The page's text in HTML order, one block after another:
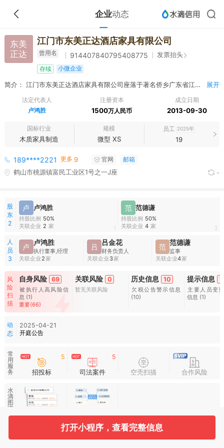
企业动态
东美
正达
江门市东美正达酒店家具有限公司
曾用名 914407840795408775 发票抬头
存续 小微企业
简介： 江门市东美正达酒店家具有限公司座落于著名侨乡广东省江门鹤山市，是集设计、开发、生产、销售为一体的酒店家具专业生产企业。公司拥有雄厚的资金、宽敞的厂房、先进的设备、一流的人才和科学的管理，专业生产定制星级酒店家具、固装家具、酒店客房公区固装活动家具。 经过多年来执着、稳健的发展，现已发展成为专业生产定制酒店家具行业中的知名品牌。 公司拥有设备完善的现代化厂房22000平方米，员工150人，具备专业的固装活动家具设计深化和生产制作能力。凭着诚信经营的方针，专业负责的设计，出色的品控和履约能力，极具竟争优势的价格，东美正达的产品畅销全国各地及欧美、中东、东南亚和非洲等地区。 展开
法定代表人
卢鸿胜
注册资本
1500万人民币
成立日期
2013-09-30
国标行业
木质家具制造
规模
微型 XS
员工 2025年
19
189****2221 更多 9 官网 邮箱
鹤山市桃源镇富民工业区1号之一J座 -
股
东
2
卢 卢鸿胜
持股比例 50%
关联企业 2 家 1
范 范德谦
持股比例 50%
关联企业 4 家 2
人
员
3
卢 卢鸿胜
执行董事,经理
关联企业2家
吕 吕金花
财务负责人
关联企业 3家
范 范德谦
监事
关联企业4家
风
险
扫
描
自身风险 69
被执行人高风险信
息 (1)
重要(66)
关联风险 0
暂无关联风险
历史信息 10
欠税公告警示信息
(10)
提示信息 7
主要人员变
信息 (1)
动
态
2025-04-21
开庭公告
常
用
服
务
5
招投标
5
司法案件 空壳扫描 合作风险
水
滴
图
谱
基本信息 收起
打开小程序，查看完整信息